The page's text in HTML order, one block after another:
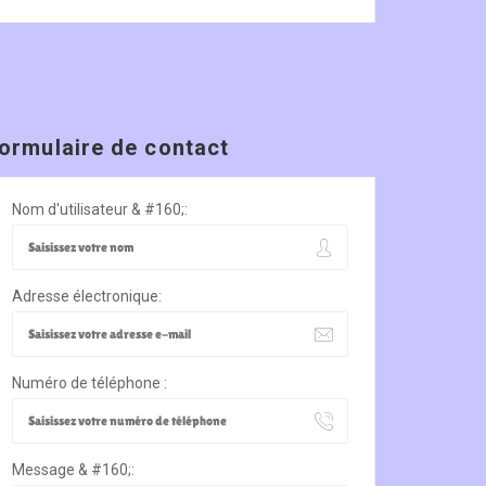
de contact
Nom d'utilisateur & #160;:
Adresse électronique:
Numéro de téléphone :
Message & #160;: